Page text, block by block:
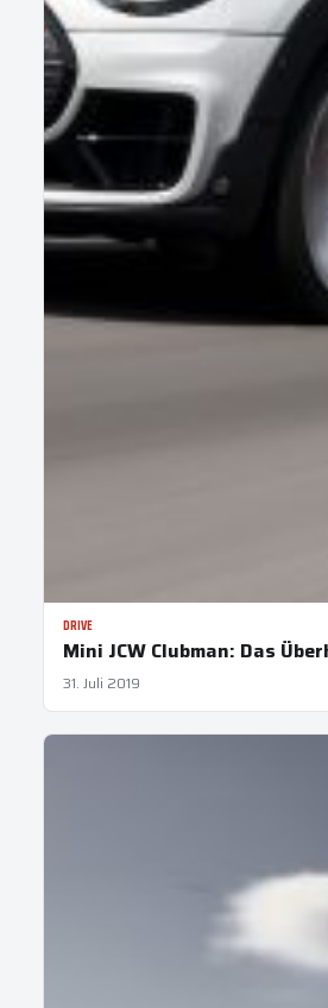
DRIVE
Mini JCW Clubman: Das
31. Juli 2019